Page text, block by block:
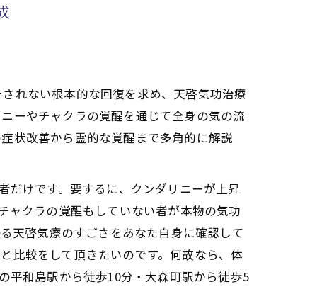
れない根本的な回復を求め、天啓気功治療
ーやチャクラの覚醒を通じて全身の気の流
状改善から霊的な覚醒まで多角的に解説
だけです。要するに、クンダリニーが上昇
ャクラの覚醒もしていない者が本物の気功
天啓気療のすごさをあなた自身に確認して
比較をして頂きたいのです。何故なら、体
平和島駅から徒歩10分・大森町駅から徒歩5